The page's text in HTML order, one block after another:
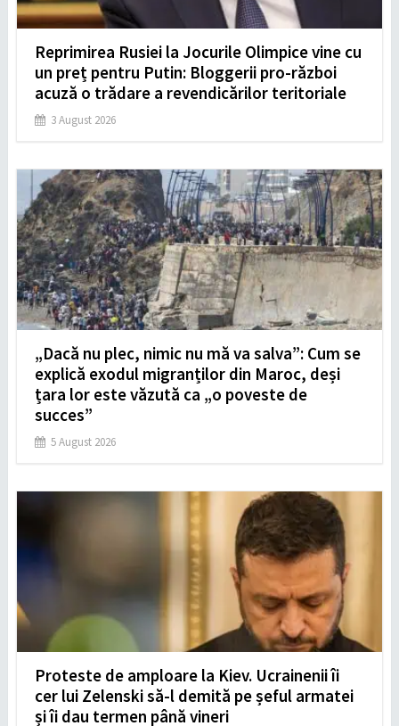
Reprimirea Rusiei la Jocurile Olimpice vine cu
un preț pentru Putin: Bloggerii pro-război
acuză o trădare a revendicărilor teritoriale
3 August 2026
„Dacă nu plec, nimic nu mă va salva”: Cum se
explică exodul migranților din Maroc, deși
țara lor este văzută ca „o poveste de
succes”
5 August 2026
Proteste de amploare la Kiev. Ucrainenii îi
cer lui Zelenski să-l demită pe șeful armatei
și îi dau termen până vineri